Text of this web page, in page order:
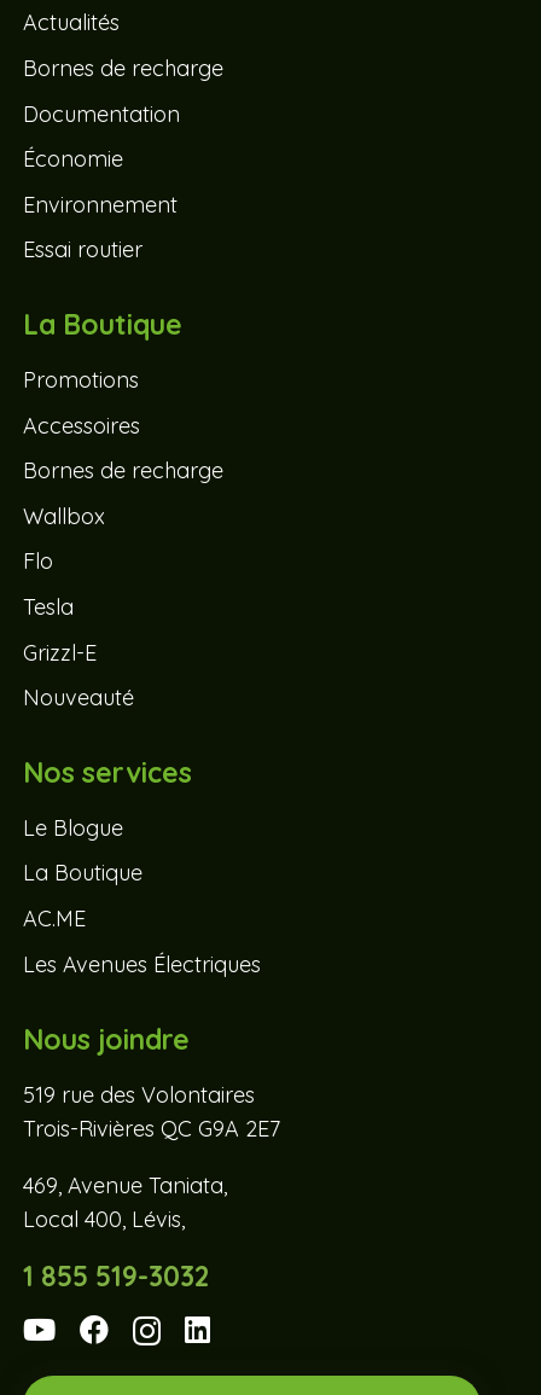
Actualités
Bornes de recharge
Documentation
Économie
Environnement
Essai routier
La Boutique
Promotions
Accessoires
Bornes de recharge
Wallbox
Flo
Tesla
Grizzl-E
Nouveauté
Nos services
Le Blogue
La Boutique
AC.ME
Les Avenues Électriques
Nous joindre
519 rue des Volontaires
Trois-Rivières QC G9A 2E7
469, Avenue Taniata,
Local 400, Lévis,
1 855 519-3032